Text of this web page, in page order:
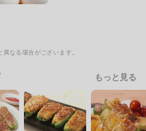
なる場合がございます。
もっと見る